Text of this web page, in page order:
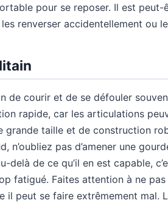
pour se reposer. Il est
renverser accidentellement ou
de courir et de se défouler
rapide, car les articulations
grande taille et de construction
n’oubliez pas d’amener une
delà de ce qu’il en est capable,
fatigué. Faites attention à ne
il peut se faire extrêmement mal.